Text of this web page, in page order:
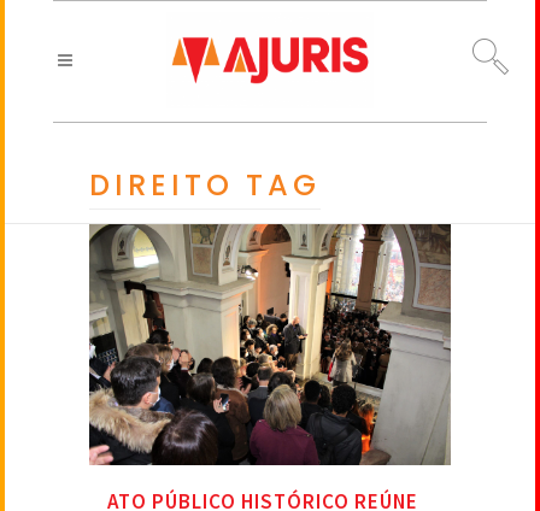
DIREITO TAG
ATO PÚBLICO HISTÓRICO REÚNE